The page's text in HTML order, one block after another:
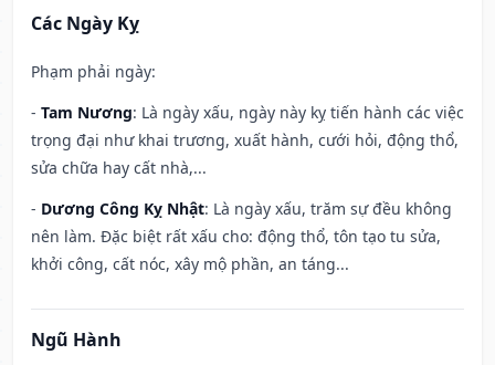
Các Ngày Kỵ
Phạm phải ngày:
- Tam Nương: Là ngày xấu, ngày này kỵ tiến hành các việc
trọng đại như khai trương, xuất hành, cưới hỏi, động thổ,
sửa chữa hay cất nhà,...
- Dương Công Kỵ Nhật: Là ngày xấu, trăm sự đều không
nên làm. Đặc biệt rất xấu cho: động thổ, tôn tạo tu sửa,
khởi công, cất nóc, xây mộ phần, an táng...
Ngũ Hành